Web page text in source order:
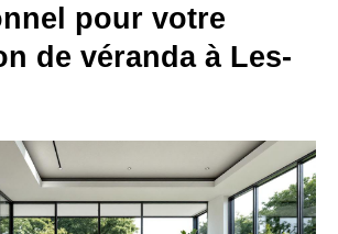
pour votre
de véranda à Les-